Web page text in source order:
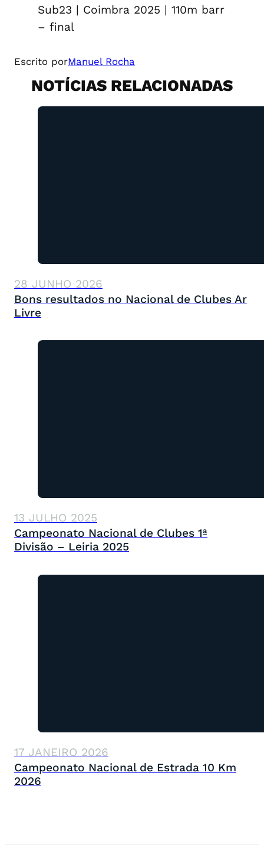
Sub23 | Coimbra 2025 | 110m barr
– final
Escrito porManuel Rocha
NOTÍCIAS RELACIONADAS
28 JUNHO 2026
Bons resultados no Nacional de Clubes Ar
Livre
13 JULHO 2025
Campeonato Nacional de Clubes 1ª
Divisão – Leiria 2025
17 JANEIRO 2026
Campeonato Nacional de Estrada 10 Km
2026